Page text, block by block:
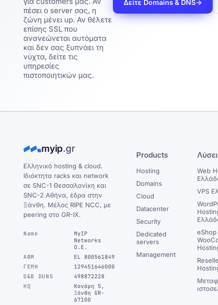
πέσει ο server σας, η
ζώνη μένει up. Αν θέλετε
επίσης SSL που
ανανεώνεται αυτόματα
και δεν σας ξυπνάει τη
νύχτα, δείτε τις
υπηρεσίες
πιστοποιητικών μας.
Δείτε Domains & DNS→
myip.gr
Ελληνικό hosting & cloud.
Ιδιόκτητα racks και network
σε SNC-1 Θεσσαλονίκη και
SNC-2 Αθήνα, έδρα στην
Ξάνθη. Μέλος RIPE NCC, με
peering στο GR-IX.
Name
MyIP
Networks
Ο.Ε.
ΑΦΜ
EL 800561849
ΓΕΜΗ
129451646000
D&B DUNS
498872228
HQ
Κανάρη 5,
Ξάνθη GR-
67100
Products
Hosting
Domains
Cloud
Datacenter
Security
Dedicated
servers
Management
Web
VPS